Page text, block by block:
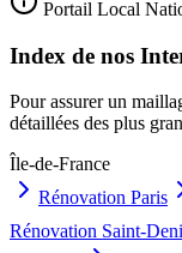
Portail Local
Index de nos
Pour assurer un
détaillées des plus
Île-de-France
Rénovation Paris
Rénovation Saint-